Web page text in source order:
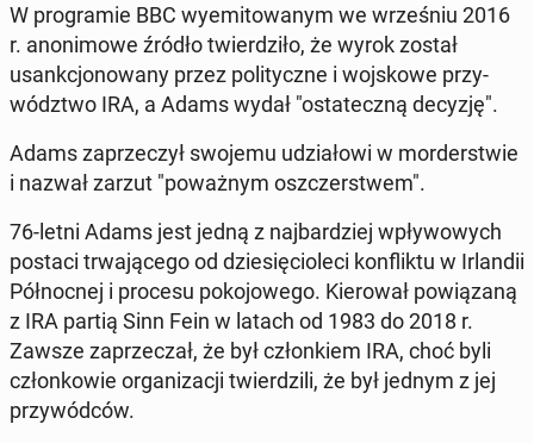
W pro­gra­mie BBC wy­emi­to­wa­nym we wrze­śniu 2016
r. ano­ni­mo­we źródło twier­dzi­ło, że wyrok został
usank­cjo­no­wa­ny przez po­li­tycz­ne i woj­sko­we przy­
wódz­two IRA, a Adams wydał "osta­tecz­ną decyzję".
Adams za­prze­czył swojemu udzia­ło­wi w mor­der­stwie
i nazwał zarzut "po­waż­nym oszczer­stwem".
76-letni Adams jest jedną z naj­bar­dziej wpły­wo­wych
postaci trwa­ją­ce­go od dzie­się­cio­le­ci kon­flik­tu w Ir­lan­dii
Pół­noc­nej i procesu po­ko­jo­we­go. Kie­ro­wał po­wią­za­ną
z IRA partią Sinn Fein w latach od 1983 do 2018 r.
Zawsze za­prze­czał, że był człon­kiem IRA, choć byli
człon­ko­wie or­ga­ni­za­cji twier­dzi­li, że był jednym z jej
przy­wód­ców.